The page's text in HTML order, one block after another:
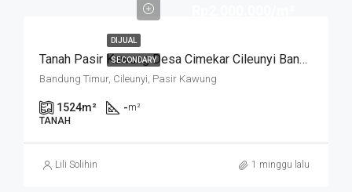
DIJUAL
SECONDARY Tanah Pasir Kawung Desa Cimekar Cileunyi Bandung
Bandung Timur, Cileunyi, Pasir Kawung
1524m² -m²
TANAH
Lili Solihin 1 minggu lalu